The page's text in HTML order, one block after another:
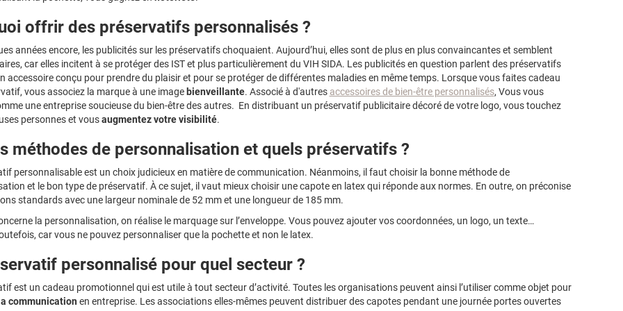
offrir des préservatifs personnalisés ?
années encore, les publicités sur les préservatifs choquaient. Aujourd’hui, elles sont de plus en plus convaincantes et semblent
car elles incitent à se protéger des IST et plus particulièrement du VIH SIDA. Les publicités en question parlent des préservatifs
accessoire conçu pour prendre du plaisir et pour se protéger de différentes maladies en même temps. Lorsque vous faites cadeau
vous associez la marque à une image bienveillante. Associé à d'autres accessoires de bien-être personnalisés, Vous vous
une entreprise soucieuse du bien-être des autres. En distribuant un préservatif publicitaire décoré de votre logo, vous touchez
personnes et vousaugmentez votre visibilité.
méthodes de personnalisation et quels préservatifs ?
personnalisable est un choix judicieux en matière de communication. Néanmoins, il faut choisir la bonne méthode de
et le bon type de préservatif. À ce sujet, il vaut mieux choisir une capote en latex qui réponde aux normes. En outre, on préconise
standards avec une largeur nominale de 52 mm et une longueur de 185 mm.
la personnalisation, on réalise le marquage sur l’enveloppe. Vous pouvez ajouter vos coordonnées, un logo, un texte…
car vous ne pouvez personnaliser que la pochette et non le latex.
personnalisé pour quel secteur ?
est un cadeau promotionnel qui est utile à tout secteur d’activité. Toutes les organisations peuvent ainsi l’utiliser comme objet pour
communication en entreprise. Les associations elles-mêmes peuvent distribuer des capotes pendant une journée portes ouvertes